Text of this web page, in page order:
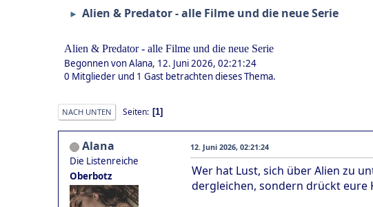
► Alien & Predator - alle Filme und die neue Serie
Alien & Predator - alle Filme und die neue Serie
Begonnen von Alana, 12. Juni 2026, 02:21:24
0 Mitglieder und 1 Gast betrachten dieses Thema.
NACH UNTEN Seiten 1
Alana
Die Listenreiche
Oberbotz
12. Juni 2026, 02:21:24
Wer hat Lust, sich über Alien zu
dergleichen, sondern drückt eure